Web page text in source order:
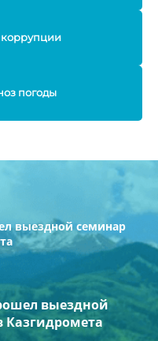
коррупции
погоды
выездной семинар
выездной
Казгидромета